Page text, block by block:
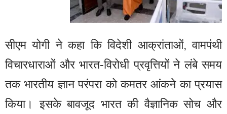
सीएम योगी ने कहा कि विदेशी आक्रांताओं, वामपंथी
विचारधाराओं और भारत-विरोधी प्रवृत्तियों ने लंबे समय
तक भारतीय ज्ञान परंपरा को कमतर आंकने का प्रयास
किया। इसके बावजूद भारत की वैज्ञानिक सोच और